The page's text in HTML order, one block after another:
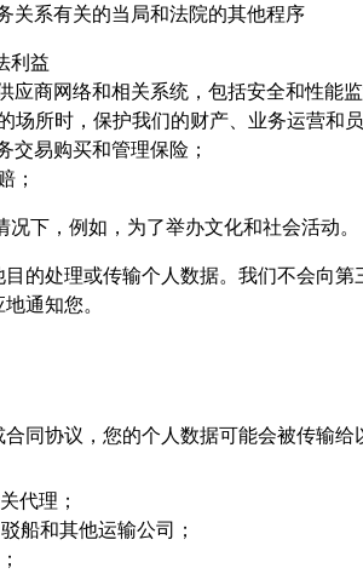
关系有关的当局和法院的其他程序
利益
应商网络和相关系统，包括安全和性能监
场所时，保护我们的财产、业务运营和员
交易购买和管理保险；
；
况下，例如，为了举办文化和社会活动。
的处理或传输个人数据。我们不会向
通知您。
同协议，您的个人数据可能会被传输给
代理；
船和其他运输公司；